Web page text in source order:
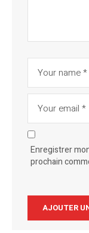
Enregistrer
prochain